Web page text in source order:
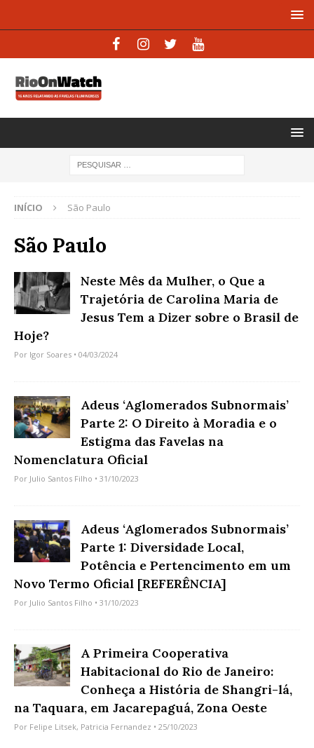
INÍCIO São Paulo
São Paulo
Neste Mês da Mulher, o Que a
Trajetória de Carolina Maria de
Jesus Tem a Dizer sobre o Brasil de
Hoje?
Por Igor Soares • 04/03/2024
Adeus ‘Aglomerados Subnormais’
Parte 2: O Direito à Moradia e o
Estigma das Favelas na
Nomenclatura Oficial
Por Julio Santos Filho • 31/10/2023
Adeus ‘Aglomerados Subnormais’
Parte 1: Diversidade Local,
Potência e Pertencimento em um
Novo Termo Oficial [REFERÊNCIA]
Por Julio Santos Filho • 31/10/2023
A Primeira Cooperativa
Habitacional do Rio de Janeiro:
Conheça a História de Shangri-lá,
na Taquara, em Jacarepaguá, Zona Oeste
Por Felipe Litsek, Patricia Fernandez • 25/10/2023